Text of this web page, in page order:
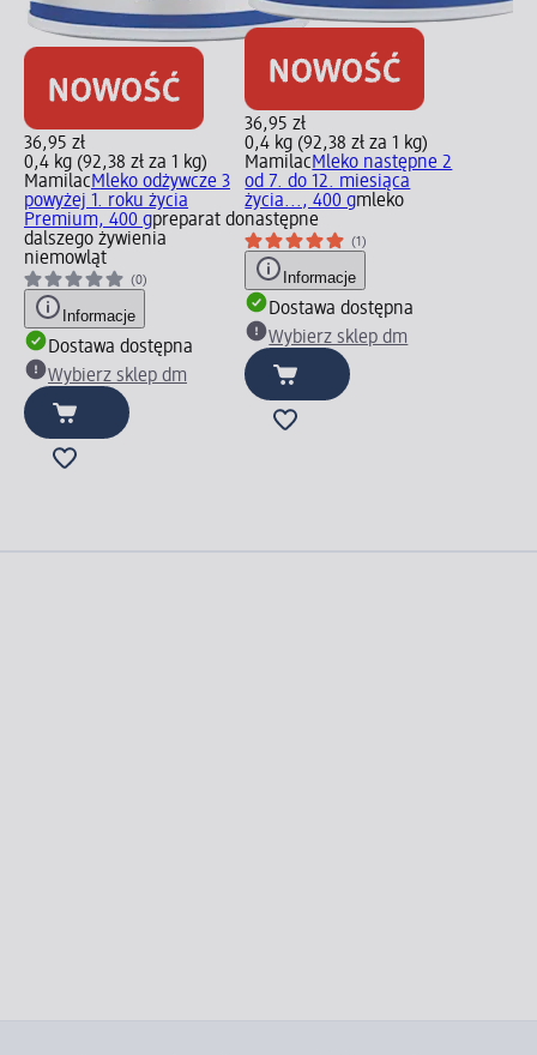
36,95 zł
0,4 kg (92,38 zł za 1 kg)
MamilacMleko odżywcze 3
powyżej 1. roku życia
Premium, 400 gpreparat do
dalszego żywienia
niemowląt
(0)
Informacje
Dostawa dostępna
Wybierz sklep dm
36,95 zł
0,4 kg (92,38 zł za 1 kg)
MamilacMleko następne 2
od 7. do 12. miesiąca
życia..., 400 gmleko
następne
(1)
Informacje
Dostawa dostępna
Wybierz sklep dm